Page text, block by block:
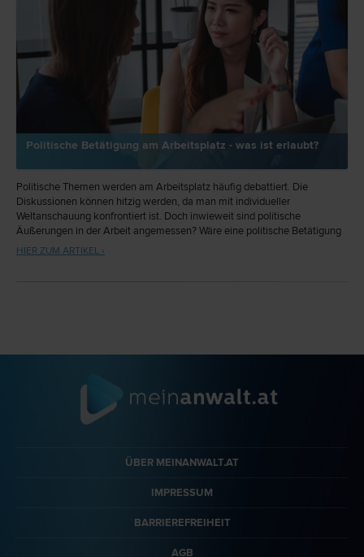
Politische Betätigung am Arbeitsplatz - was ist erlaubt?
Politische Themen werden am Arbeitsplatz häufig debattiert. Die
Diskussionen können hitzig werden, da man mit individueller
Weltanschauung konfrontiert ist. Doch inwieweit sind politische
Äußerungen in der Arbeit angemessen? Wäre eine politische Betätigung
am Arbeitsplatz überhaupt erlaubt?
HIER ZUM ARTIKEL ›
ÜBER MEINANWALT.AT
IMPRESSUM
BARRIEREFREIHEIT
AGB